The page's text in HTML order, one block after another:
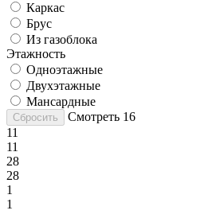
Каркас
Брус
Из газоблока
Этажность
Одноэтажные
Двухэтажные
Мансардные
Сбросить Смотреть 16
11
11
28
28
1
1